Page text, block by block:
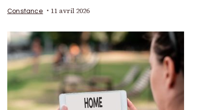
Constance 11 avril 2026